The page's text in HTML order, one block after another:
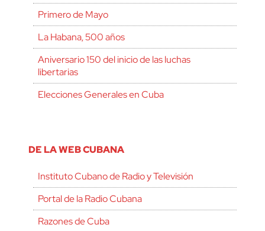
Primero de Mayo
La Habana, 500 años
Aniversario 150 del inicio de las luchas
libertarias
Elecciones Generales en Cuba
DE LA WEB CUBANA
Instituto Cubano de Radio y Televisión
Portal de la Radio Cubana
Razones de Cuba